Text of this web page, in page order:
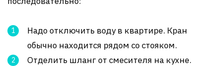
Надо отключить воду в квартире. Кран
обычно находится рядом со стояком.
Отделить шланг от смесителя на кухне.